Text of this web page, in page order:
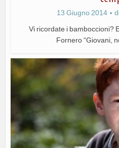
13 Giugno 2014
Vi ricordate i bamboccioni?
Fornero “Giovani,